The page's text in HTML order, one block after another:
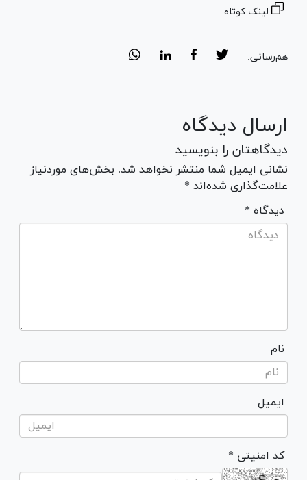
لینک کوتاه
هم‌رسانی:
ارسال دیدگاه
دیدگاهتان را بنویسید
نشانی ایمیل شما منتشر نخواهد شد. بخش‌های موردنیاز
علامت‌گذاری شده‌اند *
* دیدگاه
نام
ایمیل
* کد امنیتی